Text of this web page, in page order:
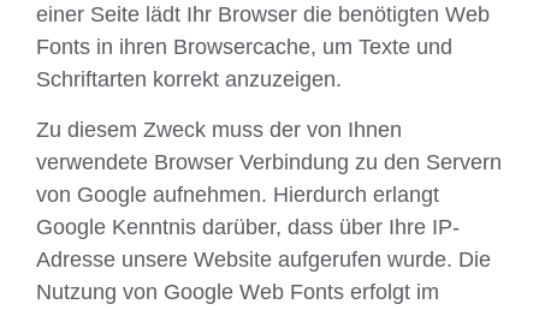
einer Seite lädt Ihr Browser die benötigten Web
Fonts in ihren Browsercache, um Texte und
Schriftarten korrekt anzuzeigen.
Zu diesem Zweck muss der von Ihnen
verwendete Browser Verbindung zu den Servern
von Google aufnehmen. Hierdurch erlangt
Google Kenntnis darüber, dass über Ihre IP-
Adresse unsere Website aufgerufen wurde. Die
Nutzung von Google Web Fonts erfolgt im